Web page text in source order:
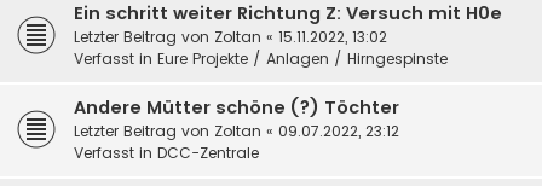
Ein schritt weiter Richtung Z: Versuch mit H0e
Letzter Beitrag von Zoltan « 15.11.2022, 13:02
Verfasst in Eure Projekte / Anlagen / Hirngespinste
Andere Mütter schöne (?) Töchter
Letzter Beitrag von Zoltan « 09.07.2022, 23:12
Verfasst in DCC-Zentrale